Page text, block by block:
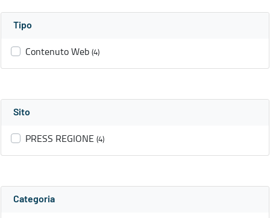
Tipo
Contenuto Web (4)
Sito
PRESS REGIONE (4)
Categoria